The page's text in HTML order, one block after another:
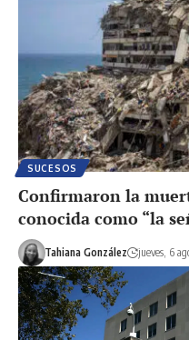
SUCESOS
Confirmaron la
conocida como “la
Tahiana González jueves, 6